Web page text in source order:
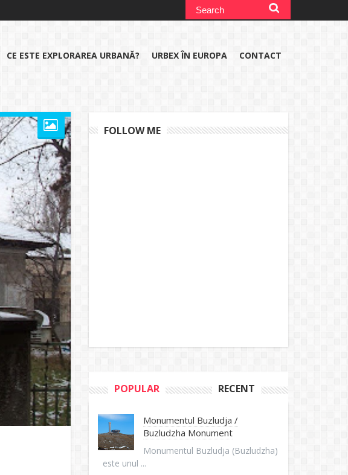
CE ESTE EXPLORAREA URBANĂ? URBEX ÎN EUROPA CONTACT
FOLLOW ME
POPULAR RECENT
Monumentul Buzludja /
Buzludzha Monument
Monumentul Buzludja (Buzludzha)
este unul ...